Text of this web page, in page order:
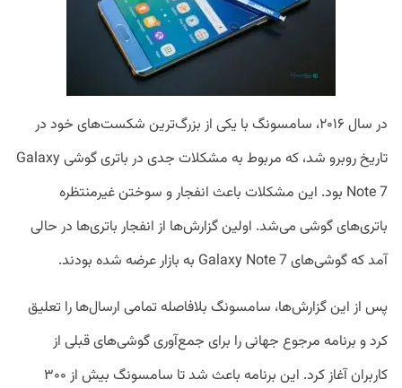
در سال ۲۰۱۶، سامسونگ با یکی از بزرگ‌ترین شکست‌های خود در
تاریخ روبرو شد، که مربوط به مشکلات جدی در باتری گوشی Galaxy
Note 7 بود. این مشکلات باعث انفجار و سوختن غیرمنتظره
باتری‌های گوشی می‌شد. اولین گزارش‌ها از انفجار باتری‌ها در حالی
آمد که گوشی‌های Galaxy Note 7 به بازار عرضه شده بودند.
پس از این گزارش‌ها، سامسونگ بلافاصله تمامی ارسال‌ها را تعلیق
کرد و برنامه مرجوع جهانی را برای جمع‌آوری گوشی‌های قبلی از
کاربران آغاز کرد. این برنامه باعث شد تا سامسونگ بیش از ۳۰۰